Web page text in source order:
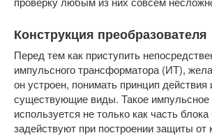
Конструкция преобразователя
Перед тем как приступить
импульсного трансформатора (ИТ),
он устроен, понимать принцип действия
существующие виды. Такое импульсное
используется не только как часть блока
задействуют при построении защиты от